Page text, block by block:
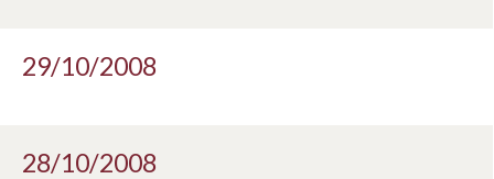
29/10/2008
28/10/2008